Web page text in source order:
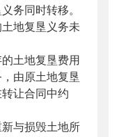
务同时转移。
地复垦义务未
土地复垦费用
由原土地复垦
让合同中约
与损毁土地所